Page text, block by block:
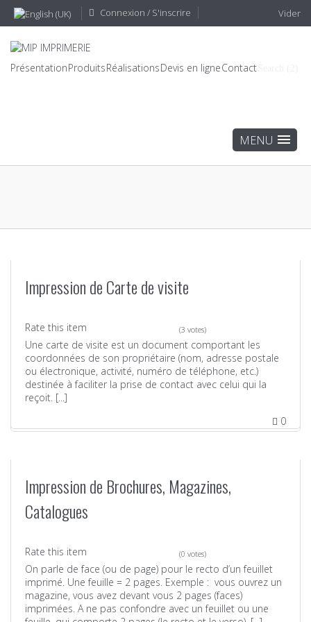
Connexion / S'inscrire Vider
PrésentationProduitsRéalisationsDevis en ligneContact
Impression de Carte de visite
Rate this item (3 votes)
Une carte de visite est un document comportant les
coordonnées de son propriétaire (nom, adresse postale
ou électronique, activité, numéro de téléphone, etc.)
destinée à faciliter la prise de contact avec celui qui la
reçoit. [...]
0
Impression de Brochures, Magazines,
Catalogues
Rate this item (0 votes)
On parle de face (ou de page) pour le recto d’un feuillet
imprimé. Une feuille = 2 pages. Exemple : vous ouvrez un
magazine, vous avez devant vous 2 pages (faces)
imprimées. A ne pas confondre avec un feuillet ou une